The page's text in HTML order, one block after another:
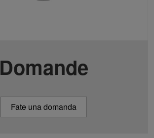
Domande
Fate una domanda